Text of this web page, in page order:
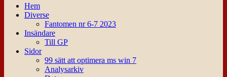
Hem
Diverse
Fantomen nr 6-7 2023
Insändare
Till GP
Sidor
99 sätt att optimera ms win 7
Analysarkiv